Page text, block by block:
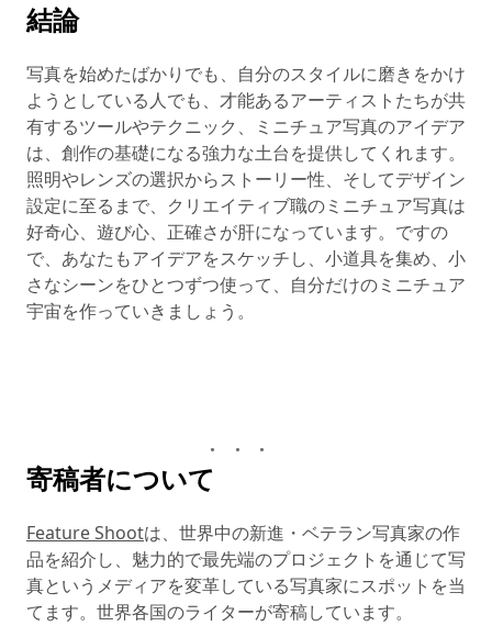
結論
写真を始めたばかりでも、自分のスタイルに磨きをかけ
ようとしている人でも、才能あるアーティストたちが共
有するツールやテクニック、ミニチュア写真のアイデア
は、創作の基礎になる強力な土台を提供してくれます。
照明やレンズの選択からストーリー性、そしてデザイン
設定に至るまで、クリエイティブ職のミニチュア写真は
好奇心、遊び心、正確さが肝になっています。ですの
で、あなたもアイデアをスケッチし、小道具を集め、小
さなシーンをひとつずつ使って、自分だけのミニチュア
宇宙を作っていきましょう。
寄稿者について
Feature Shootは、世界中の新進・ベテラン写真家の作
品を紹介し、魅力的で最先端のプロジェクトを通じて写
真というメディアを変革している写真家にスポットを当
てます。世界各国のライターが寄稿しています。